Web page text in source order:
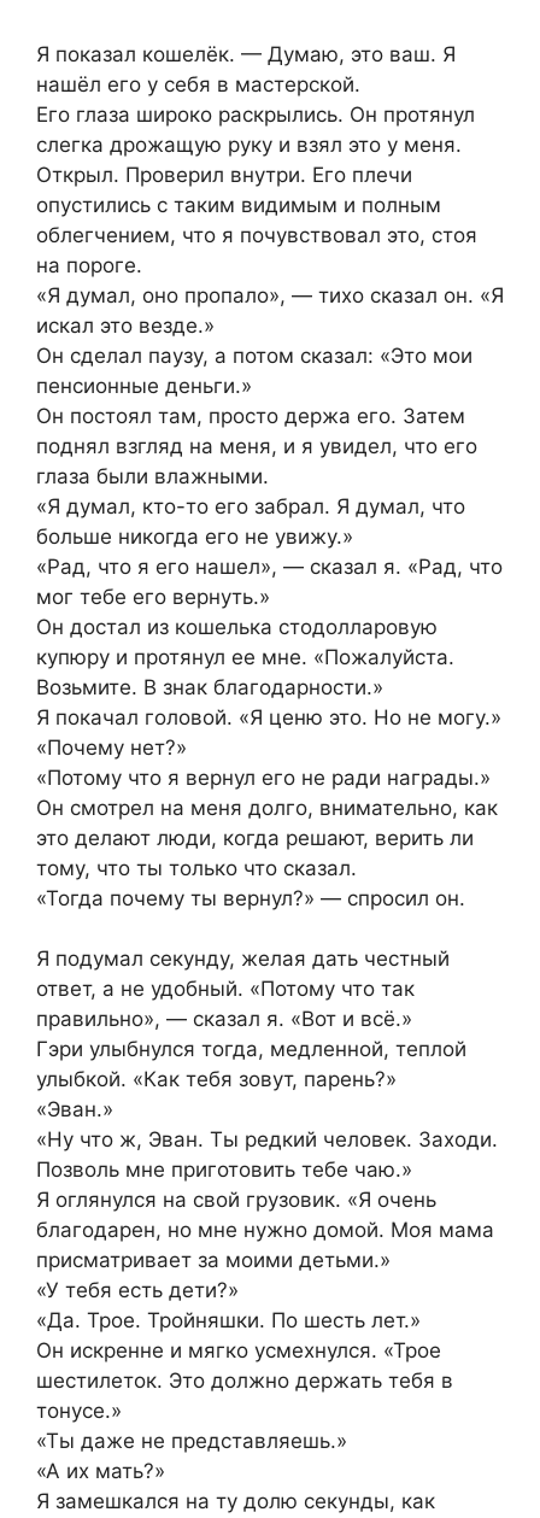
Я показал кошелёк. — Думаю, это ваш. Я
нашёл его у себя в мастерской.
Его глаза широко раскрылись. Он протянул
слегка дрожащую руку и взял это у меня.
Открыл. Проверил внутри. Его плечи
опустились с таким видимым и полным
облегчением, что я почувствовал это, стоя
на пороге.
«Я думал, оно пропало», — тихо сказал он. «Я
искал это везде.»
Он сделал паузу, а потом сказал: «Это мои
пенсионные деньги.»
Он постоял там, просто держа его. Затем
поднял взгляд на меня, и я увидел, что его
глаза были влажными.
«Я думал, кто-то его забрал. Я думал, что
больше никогда его не увижу.»
«Рад, что я его нашел», — сказал я. «Рад, что
мог тебе его вернуть.»
Он достал из кошелька стодолларовую
купюру и протянул ее мне. «Пожалуйста.
Возьмите. В знак благодарности.»
Я покачал головой. «Я ценю это. Но не могу.»
«Почему нет?»
«Потому что я вернул его не ради награды.»
Он смотрел на меня долго, внимательно, как
это делают люди, когда решают, верить ли
тому, что ты только что сказал.
«Тогда почему ты вернул?» — спросил он.
Я подумал секунду, желая дать честный
ответ, а не удобный. «Потому что так
правильно», — сказал я. «Вот и всё.»
Гэри улыбнулся тогда, медленной, теплой
улыбкой. «Как тебя зовут, парень?»
«Эван.»
«Ну что ж, Эван. Ты редкий человек. Заходи.
Позволь мне приготовить тебе чаю.»
Я оглянулся на свой грузовик. «Я очень
благодарен, но мне нужно домой. Моя мама
присматривает за моими детьми.»
«У тебя есть дети?»
«Да. Трое. Тройняшки. По шесть лет.»
Он искренне и мягко усмехнулся. «Трое
шестилеток. Это должно держать тебя в
тонусе.»
«Ты даже не представляешь.»
«А их мать?»
Я замешкался на ту долю секунды, как